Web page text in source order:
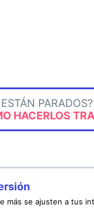
PARADOS?
HACERLOS
más se ajusten a tus